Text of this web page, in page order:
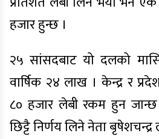
हजार हुन्छ ।
२५ सांसदबाट यो दलको
वार्षिक २४ लाख । केन्द्र र
८० हजार लेबी रकम हुन
छिट्टै निर्णय लिने नेता